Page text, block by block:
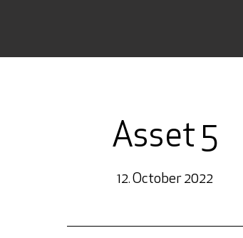
Asset 5
12. October 2022